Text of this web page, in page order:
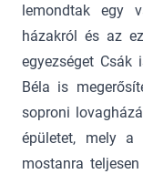
lemondtak egy
házakról és az
egyezséget Csák
Béla is
soproni
épületet, mely
mostanra